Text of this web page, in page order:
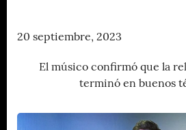
20 septiembre, 2023
El músico confirmó que la
terminó en buenos